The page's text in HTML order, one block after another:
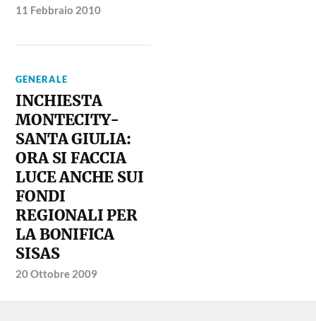
11 Febbraio 2010
GENERALE
INCHIESTA
MONTECITY-
SANTA GIULIA:
ORA SI FACCIA
LUCE ANCHE SUI
FONDI
REGIONALI PER
LA BONIFICA
SISAS
20 Ottobre 2009